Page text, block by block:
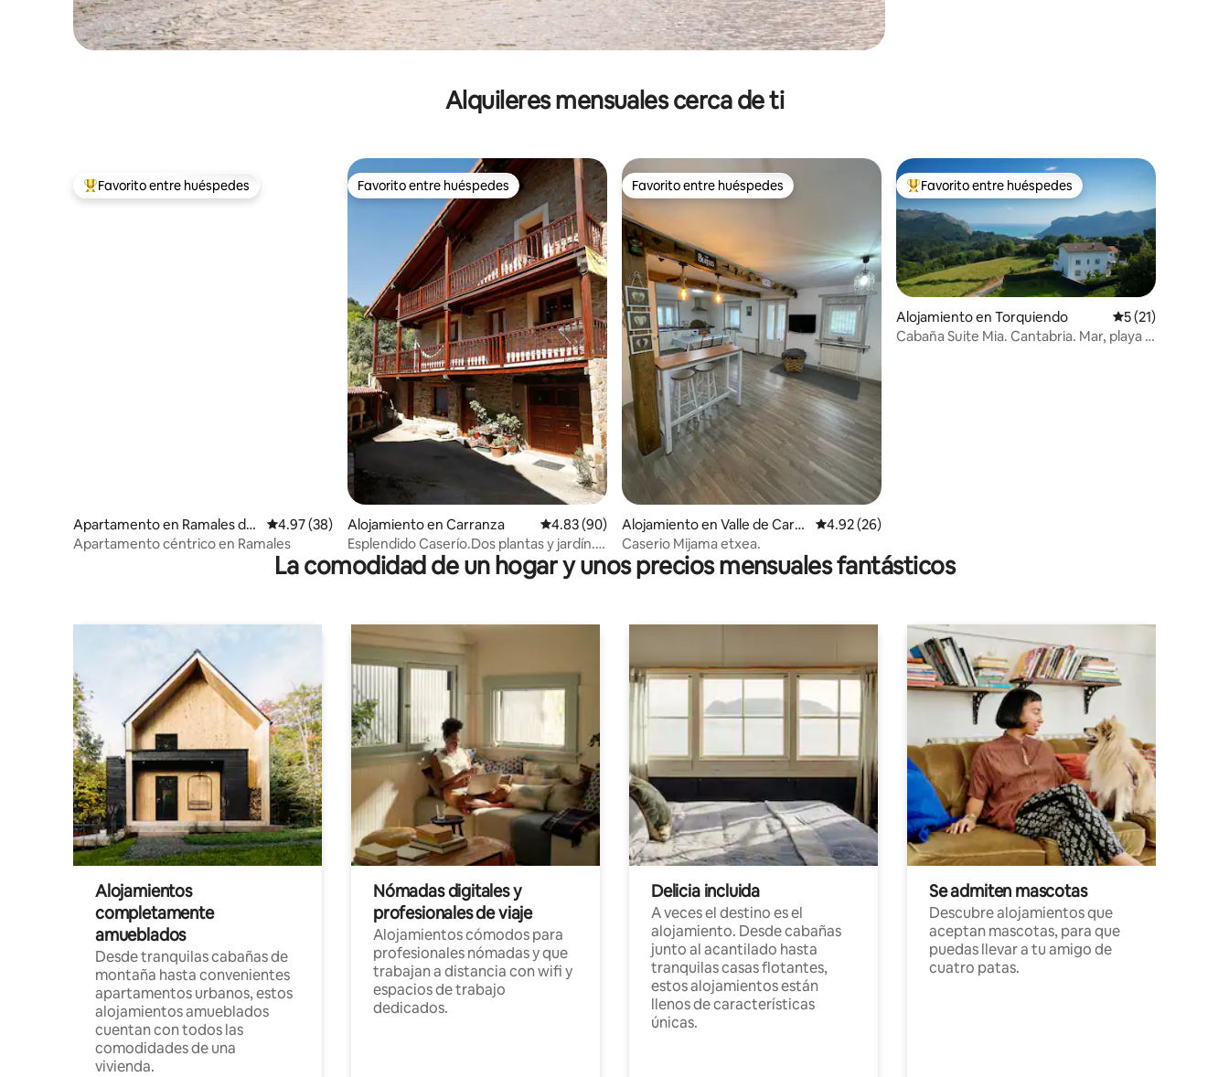
Alquileres mensuales cerca de ti
Favorito entre huéspedes preferido
Favorito entre huéspedes
Apartamento en Ramales de l
a Victoria
Calificación promedio: 4.97 de 5, 38 reseñas
4.97 (38)
Apartamento céntrico en Ramales
Favorito entre huéspedes
Favorito entre huéspedes
Alojamiento en Carranza Calificación promedio: 4.83 de 5, 90 reseñas
4.83 (90)
Esplendido Caserío.Dos plantas y jardín.
Carranza
Favorito entre huéspedes
Favorito entre huéspedes
Alojamiento en Valle de Carra
nza
Calificación promedio: 4.92 de 5, 26 reseñas
4.92 (26)
Caserio Mijama etxea.
Favorito entre huéspedes preferido
Favorito entre huéspedes
Alojamiento en Torquiendo Calificación
5 (21)
Cabaña Suite Mia. Cantabria. Mar, playa y
La comodidad de un hogar y unos precios mensuales fantásticos
Alojamientos
completamente
amueblados
Desde tranquilas cabañas de
montaña hasta convenientes
apartamentos urbanos, estos
alojamientos amueblados
cuentan con todos las
comodidades de una
vivienda.
Nómadas digitales y
profesionales de viaje
Alojamientos cómodos para
profesionales nómadas y que
trabajan a distancia con wifi y
espacios de trabajo
dedicados.
Delicia incluida
A veces el destino es el
alojamiento. Desde cabañas
junto al acantilado hasta
tranquilas casas flotantes,
estos alojamientos están
llenos de características
únicas.
Se admiten mascotas
Descubre alojamientos que
aceptan mascotas, para que
puedas llevar a tu amigo de
cuatro patas.